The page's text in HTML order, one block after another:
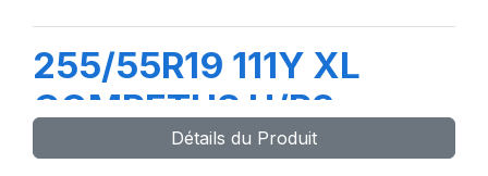
255/55R19 111Y XL
COMPETUS H/P3
Détails du Produit